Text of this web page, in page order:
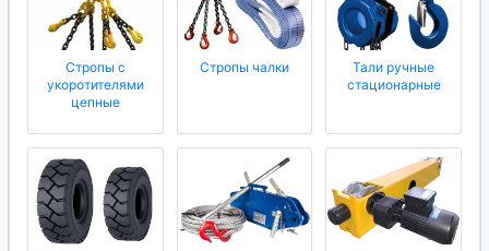
Стропы с
укоротителями
цепные
Стропы чалки
Тали ручные
стационарные